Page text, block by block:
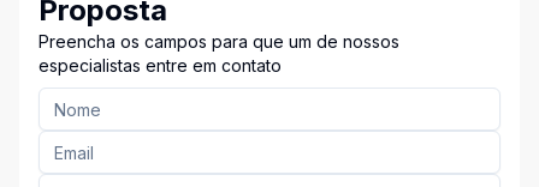
Proposta
Preencha os campos para que um de nossos
especialistas entre em contato